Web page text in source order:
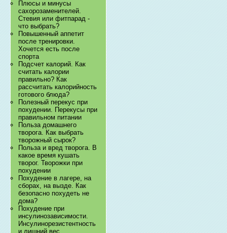
Плюсы и минусы
сахорозаменителей.
Стевия или фитпарад -
что выбрать?
Повышенный аппетит
после тренировки.
Хочется есть после
спорта
Подсчет калорий. Как
считать калории
правильно? Как
рассчитать калорийность
готового блюда?
Полезный перекус при
похудении. Перекусы при
правильном питании
Польза домашнего
творога. Как выбрать
творожный сырок?
Польза и вред творога. В
какое время кушать
творог. Творожки при
похудении
Похудение в лагере, на
сборах, на вызде. Как
безопасно похудеть не
дома?
Похудение при
инсулинозависимости.
Инсулинорезистентность
и лишний вес